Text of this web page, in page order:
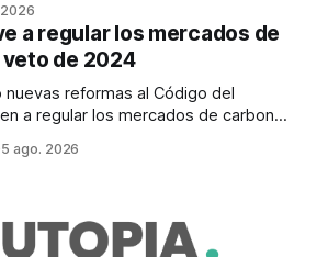
a regular los mercados de
de 2024
nuevas reformas al Código del
a regular los mercados de carbono,
ago. 2026